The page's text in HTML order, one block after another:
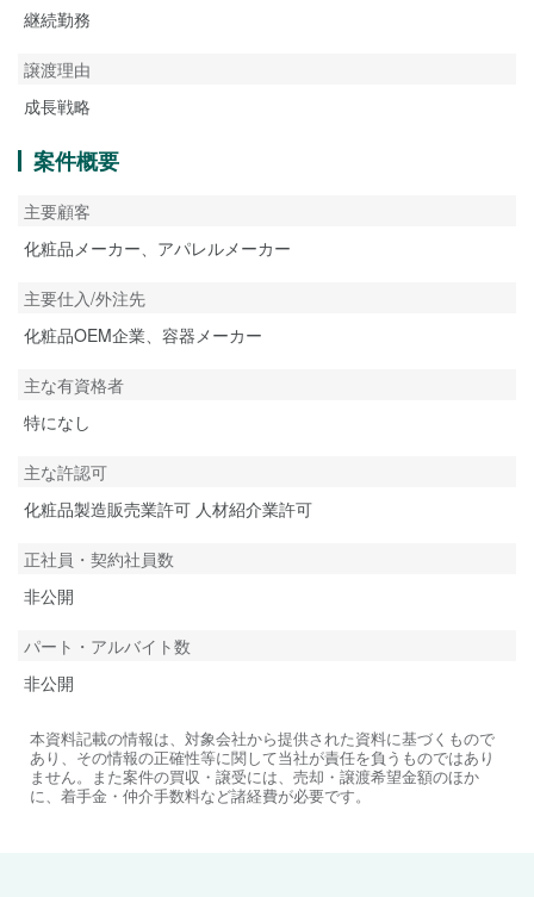
継続勤務
譲渡理由
成長戦略
案件概要
主要顧客
化粧品メーカー、アパレルメーカー
主要仕入/外注先
化粧品OEM企業、容器メーカー
主な有資格者
特になし
主な許認可
化粧品製造販売業許可 人材紹介業許可
正社員・契約社員数
非公開
パート・アルバイト数
非公開
本資料記載の情報は、対象会社から提供された資料に基づくもので
あり、その情報の正確性等に関して当社が責任を負うものではあり
ません。また案件の買収・譲受には、売却・譲渡希望金額のほか
に、着手金・仲介手数料など諸経費が必要です。